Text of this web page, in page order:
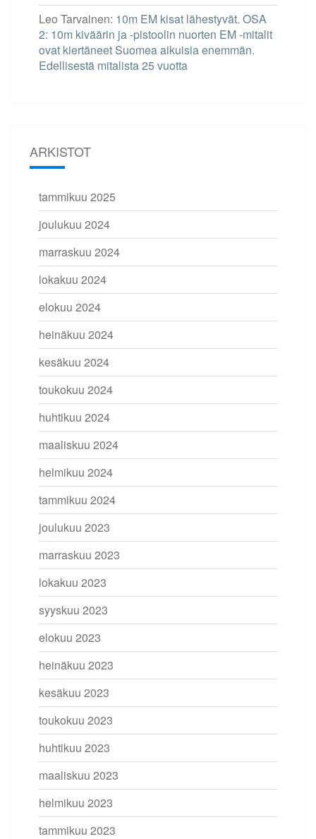
Leo Tarvainen: 10m EM kisat lähestyvät. OSA
2: 10m kiväärin ja -pistoolin nuorten EM -mitalit
ovat kiertäneet Suomea aikuisia enemmän.
Edellisestä mitalista 25 vuotta
ARKISTOT
tammikuu 2025
joulukuu 2024
marraskuu 2024
lokakuu 2024
elokuu 2024
heinäkuu 2024
kesäkuu 2024
toukokuu 2024
huhtikuu 2024
maaliskuu 2024
helmikuu 2024
tammikuu 2024
joulukuu 2023
marraskuu 2023
lokakuu 2023
syyskuu 2023
elokuu 2023
heinäkuu 2023
kesäkuu 2023
toukokuu 2023
huhtikuu 2023
maaliskuu 2023
helmikuu 2023
tammikuu 2023